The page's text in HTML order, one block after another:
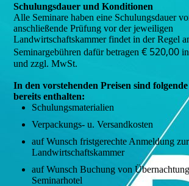
Schulungsdauer und Konditionen
Alle Seminare haben eine Schulungsdauer
anschließende Prüfung vor der jeweiligen
Landwirtschaftskammer findet in der Regel
Seminargebühren dafür betragen€ 520,00
und zzgl. MwSt.
In den vorstehenden Preisen sind
bereits enthalten:
Schulungsmaterialien
Verpackungs- u. Versandkosten
auf Wunsch fristgerechte Anmeldung
Landwirtschaftskammer
auf Wunsch Buchung von
Seminarhotel